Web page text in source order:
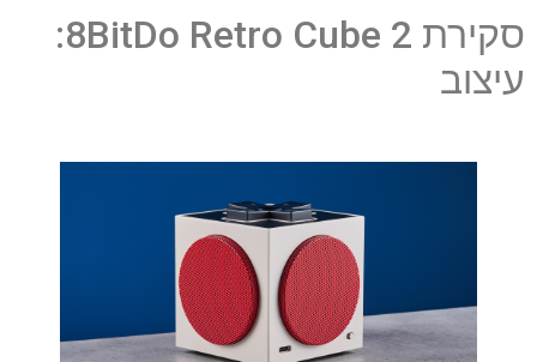
סקירת 8BitDo Retro Cube 2:
עיצוב